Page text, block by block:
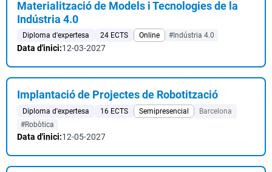
Materialització de Models i Tecnologies de la
Indústria 4.0
Diploma d'expertesa 24 ECTS Online #Indústria 4.0
Data d'inici:12-03-2027
Implantació de Projectes de Robotització
Diploma d'expertesa 16 ECTS Semipresencial
Barcelona
#Robòtica
Data d'inici:12-05-2027